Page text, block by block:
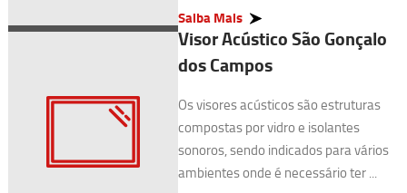
Saiba Mais
Visor Acústico São Gonçalo
dos Campos
Os visores acústicos são estruturas
compostas por vidro e isolantes
sonoros, sendo indicados para vários
ambientes onde é necessário ter ...